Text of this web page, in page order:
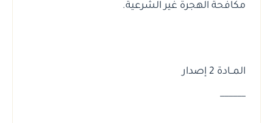
مكافحة الهجرة غير الشرعية.
المــادة 2 إصدار
______